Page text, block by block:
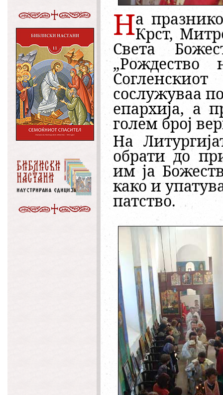
На
Крст,
Света
„Рождество
сослужуваа
епархија, а
голем број
На
обрати до
им ја
како и
патство.